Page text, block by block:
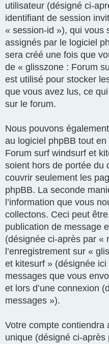
utilisateur (désigné ci-
identifiant de session
« session-id »), qui vous
assignés par le logiciel
sera créé une fois que
de « glisszone : Forum
est utilisé pour stocker
que vous avez lus, ce
sur le forum.
Nous pouvons
au logiciel phpBB tout
Forum surf windsurf et
soient hors de portée du
couvrir seulement les
phpBB. La seconde
l’information que vous
collectons. Ceci peut
publication de message
(désignée ci-après par «
l’enregistrement sur «
et kitesurf » (désignée
messages que vous
et lors d’une connexion
messages »).
Votre compte contiendra
unique (désigné ci-après